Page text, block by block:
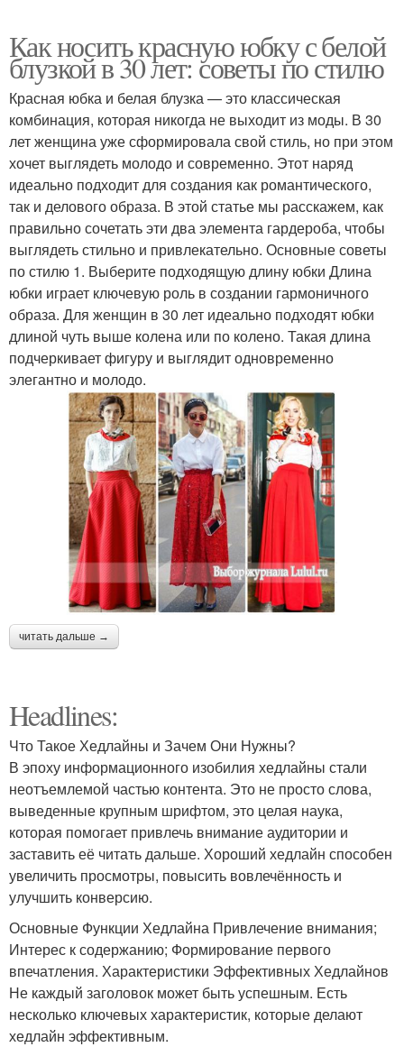
Как носить красную юбку с белой
блузкой в 30 лет: советы по стилю
Красная юбка и белая блузка — это классическая
комбинация, которая никогда не выходит из моды. В 30
лет женщина уже сформировала свой стиль, но при этом
хочет выглядеть молодо и современно. Этот наряд
идеально подходит для создания как романтического,
так и делового образа. В этой статье мы расскажем, как
правильно сочетать эти два элемента гардероба, чтобы
выглядеть стильно и привлекательно. Основные советы
по стилю 1. Выберите подходящую длину юбки Длина
юбки играет ключевую роль в создании гармоничного
образа. Для женщин в 30 лет идеально подходят юбки
длиной чуть выше колена или по колено. Такая длина
подчеркивает фигуру и выглядит одновременно
элегантно и молодо.
читать дальше →
Headlines:
Что Такое Хедлайны и Зачем Они Нужны?
В эпоху информационного изобилия хедлайны стали
неотъемлемой частью контента. Это не просто слова,
выведенные крупным шрифтом, это целая наука,
которая помогает привлечь внимание аудитории и
заставить её читать дальше. Хороший хедлайн способен
увеличить просмотры, повысить вовлечённость и
улучшить конверсию.
Основные Функции Хедлайна Привлечение внимания;
Интерес к содержанию; Формирование первого
впечатления. Характеристики Эффективных Хедлайнов
Не каждый заголовок может быть успешным. Есть
несколько ключевых характеристик, которые делают
хедлайн эффективным.